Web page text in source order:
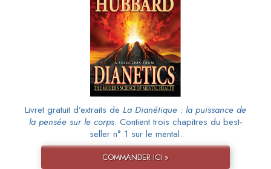
Livret gratuit d’extraits de La Dianétique : la puissance de
la pensée sur le corps. Contient trois chapitres du best-
seller n° 1 sur le mental.
COMMANDER ICI »